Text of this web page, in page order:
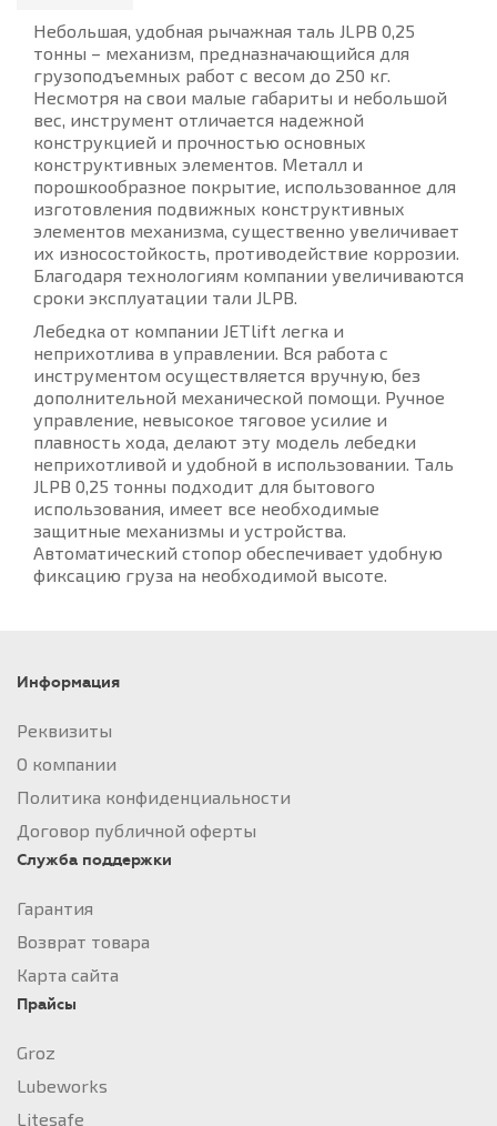
Небольшая, удобная рычажная таль JLPB 0,25
тонны – механизм, предназначающийся для
грузоподъемных работ с весом до 250 кг.
Несмотря на свои малые габариты и небольшой
вес, инструмент отличается надежной
конструкцией и прочностью основных
конструктивных элементов. Металл и
порошкообразное покрытие, использованное для
изготовления подвижных конструктивных
элементов механизма, существенно увеличивает
их износостойкость, противодействие коррозии.
Благодаря технологиям компании увеличиваются
сроки эксплуатации тали JLPB.
Лебедка от компании JETlift легка и
неприхотлива в управлении. Вся работа с
инструментом осуществляется вручную, без
дополнительной механической помощи. Ручное
управление, невысокое тяговое усилие и
плавность хода, делают эту модель лебедки
неприхотливой и удобной в использовании. Таль
JLPB 0,25 тонны подходит для бытового
использования, имеет все необходимые
защитные механизмы и устройства.
Автоматический стопор обеспечивает удобную
фиксацию груза на необходимой высоте.
Информация
Реквизиты
О компании
Политика конфиденциальности
Договор публичной оферты
Служба поддержки
Гарантия
Возврат товара
Карта сайта
Прайсы
Groz
Lubeworks
Litesafe